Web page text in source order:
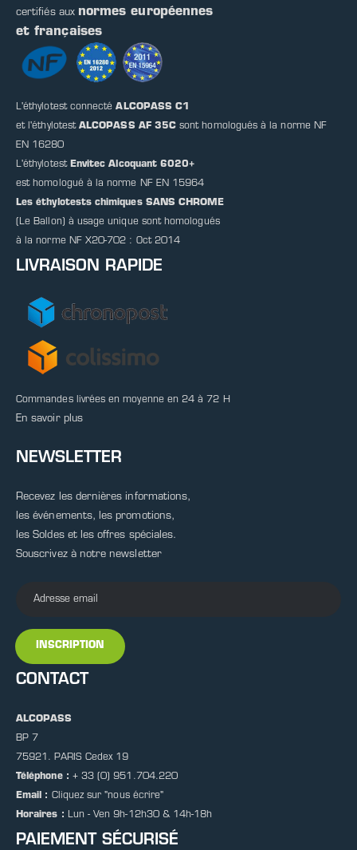
certifiés aux normes européennes
et françaises
L'éthylotest connectéALCOPASS C1
et l'éthylotestALCOPASS AF 35C sont homologués à la norme NF
EN 16280
L'éthylotest Envitec Alcoquant 6020+
est homologué à la norme NF EN 15964
Les éthylotests chimiques SANS CHROME
(Le Ballon) à usage unique sont homologués
à la norme NF X20-702 : Oct 2014
LIVRAISON RAPIDE
Commandes livrées en moyenne en 24 à 72 H
En savoir plus
NEWSLETTER
Recevez les dernières informations,
les événements, les promotions,
les Soldes et les offres spéciales.
Souscrivez à notre newsletter
INSCRIPTION
CONTACT
ALCOPASS
BP 7
75921. PARIS Cedex 19
Téléphone : + 33 (0) 951.704.220
Email : Cliquez sur"nous écrire"
Horaires : Lun - Ven 9h-12h30 & 14h-18h
PAIEMENT SÉCURISÉ